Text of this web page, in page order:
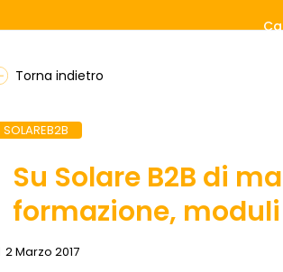
Torna indietro
SOLAREB2B
Su Solare B2B di
formazione,
2 Marzo 2017